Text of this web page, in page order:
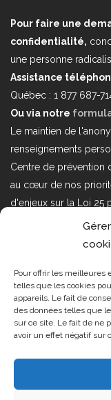
Pour offrir les meilleures
telles que les cookies
appareils. Le fait de
des données telles que
sur ce site. Le fait de ne
avoir un effet négatif sur
Pour faire une
confidentialité,
une personne
Assistance
Québec : 1 877 687-
Ou via notre
Le maintien de
renseignements
Centre de prévention
au cœur de nos
d'enjeux sur la Loi 25
personnels dans le
nous à l'adresse
Tous droits réservés @2019
| Centre de prévention de
radicalisation menant à la
(CPRMV)